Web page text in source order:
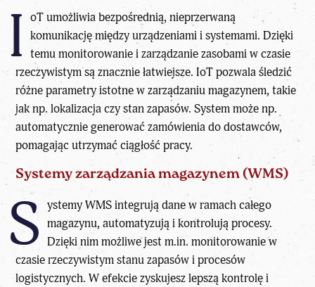
I oT umożliwia bezpośrednią, nieprzerwaną
komunikację między urządzeniami i systemami. Dzięki
temu monitorowanie i zarządzanie zasobami w czasie
rzeczywistym są znacznie łatwiejsze. IoT pozwala śledzić
różne parametry istotne w zarządzaniu magazynem, takie
jak np. lokalizacja czy stan zapasów. System może np.
automatycznie generować zamówienia do dostawców,
pomagając utrzymać ciągłość pracy.
Systemy zarządzania magazynem (WMS)
S ystemy WMS integrują dane w ramach całego
magazynu, automatyzują i kontrolują procesy.
Dzięki nim możliwe jest m.in. monitorowanie w
czasie rzeczywistym stanu zapasów i procesów
logistycznych. W efekcie zyskujesz lepszą kontrolę i